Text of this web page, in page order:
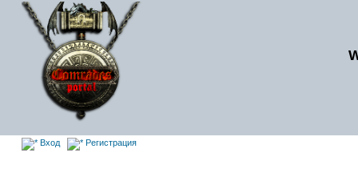
Вход Регистрация